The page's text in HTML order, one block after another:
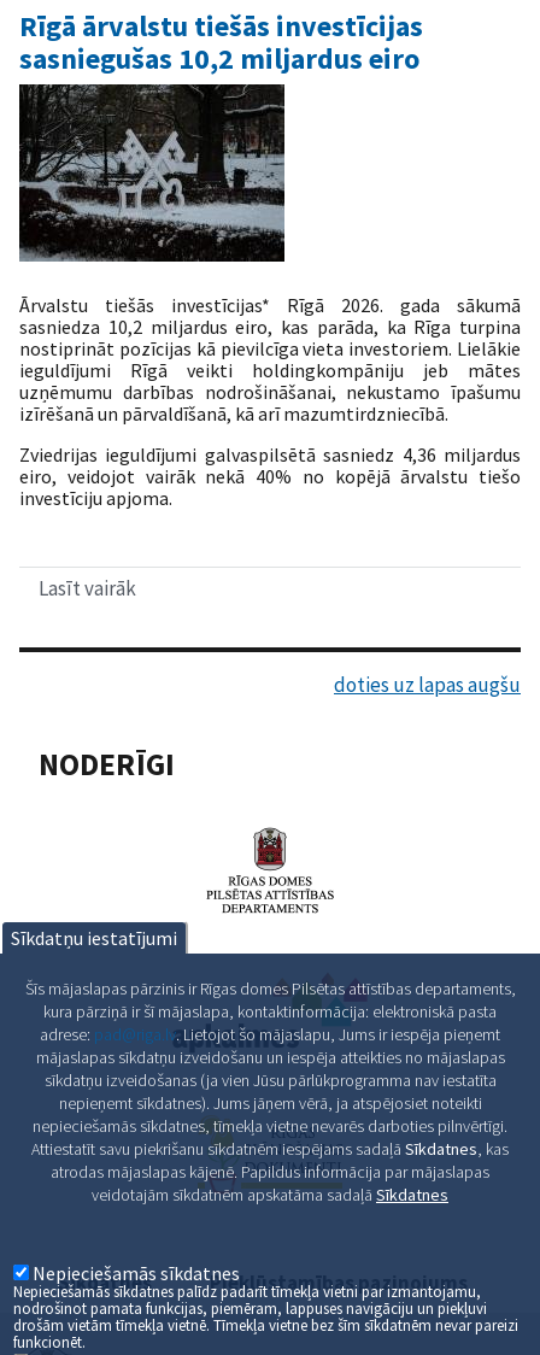
izmaiņu
tendences
un
to
iemesli
Rīgā ārvalstu tiešās investīcijas
sasniegušas 10,2 miljardus eiro
Ārvalstu tiešās investīcijas* Rīgā 2026. gada sākumā
sasniedza 10,2 miljardus eiro, kas parāda, ka Rīga turpina
nostiprināt pozīcijas kā pievilcīga vieta investoriem. Lielākie
ieguldījumi Rīgā veikti holdingkompāniju jeb mātes
uzņēmumu darbības nodrošināšanai, nekustamo īpašumu
izīrēšanā un pārvaldīšanā, kā arī mazumtirdzniecībā.
Zviedrijas ieguldījumi galvaspilsētā sasniedz 4,36 miljardus
eiro, veidojot vairāk nekā 40% no kopējā ārvalstu tiešo
investīciju apjoma.
Lasīt vairāk
tiešās
eiro
doties uz lapas augšu
NODERĪGI
Sīkdatnes Piekļūstamības paziņojums
Sīkdatņu iestatījumi
Šīs mājaslapas pārzinis ir Rīgas domes Pilsētas attīstības departaments,
kura pārziņā ir šī mājaslapa, kontaktinformācija: elektroniskā pasta
adrese: pad@riga.lv. Lietojot šo mājaslapu, Jums ir iespēja pieņemt
mājaslapas sīkdatņu izveidošanu un iespēja atteikties no mājaslapas
sīkdatņu izveidošanas (ja vien Jūsu pārlūkprogramma nav iestatīta
nepieņemt sīkdatnes). Jums jāņem vērā, ja atspējosiet noteikti
nepieciešamās sīkdatnes, tīmekļa vietne nevarēs darboties pilnvērtīgi.
Attiestatīt savu piekrišanu sīkdatnēm iespējams sadaļā Sīkdatnes, kas
atrodas mājaslapas kājenē. Papildus informācija par mājaslapas
veidotajām sīkdatnēm apskatāma sadaļā Sīkdatnes
Nepieciešamās sīkdatnes
Nepieciešamās sīkdatnes palīdz padarīt tīmekļa vietni par izmantojamu,
nodrošinot pamata funkcijas, piemēram, lappuses navigāciju un piekļuvi
drošām vietām tīmekļa vietnē. Tīmekļa vietne bez šīm sīkdatnēm nevar pareizi
funkcionēt.